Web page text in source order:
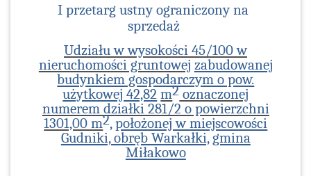
I przetarg ustny ograniczony na
sprzedaż
Udziału w wysokości 45/100 w
nieruchomości gruntowej zabudowanej
budynkiem gospodarczym o pow.
użytkowej 42,82 m2oznaczonej
numerem działki 281/2 o powierzchni
1301,00 m2, położonej w miejscowości
Gudniki, obręb Warkałki, gmina
Miłakowo